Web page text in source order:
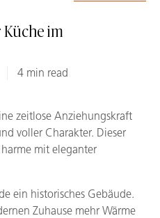
Küche im
4 min read
zeitlose Anziehungskraft
voller Charakter. Dieser
mit eleganter
ein historisches Gebäude.
Zuhause mehr Wärme